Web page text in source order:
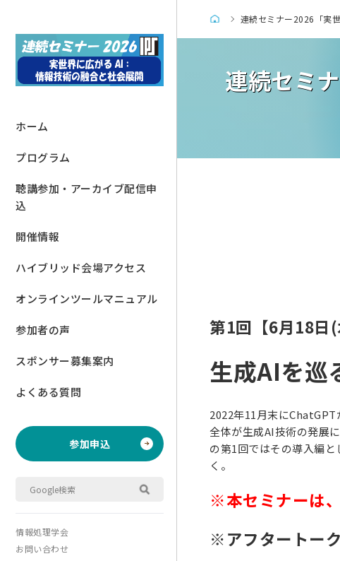
ホーム
プログラム
聴講参加・アーカイブ配信申
込
開催情報
ハイブリッド会場アクセス
オンラインツールマニュアル
参加者の声
スポンサー募集案内
よくある質問
参加申込
情報処理学会
お問い合わせ
連続セミナー2026「実
連続セミ
第1回【6月18日
生成AIを巡
2022年11月末に
全体が生成AI技術の発展
の第1回ではその導入編
く。
※本セミナーは
※アフタートー